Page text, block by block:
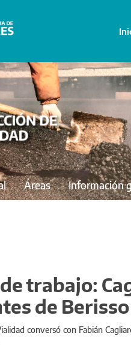
Áreas Información
trabajo:
de
conversó con Fabián